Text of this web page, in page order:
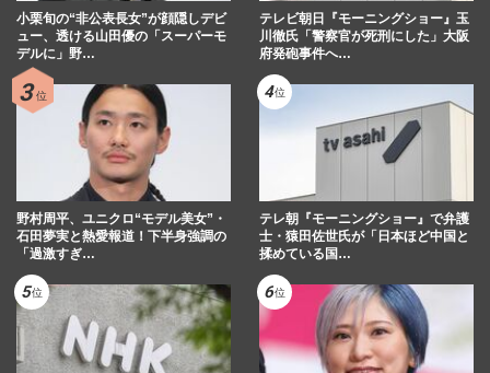
小栗旬の“非公表長女”が顔隠しデビ
ュー、透ける山田優の「スーパーモ
デルに」野…
テレビ朝日『モーニングショー』玉
川徹氏「警察官が死刑にした」大阪
府発砲事件へ…
野村周平、ユニクロ“モデル美女”・
石田夢実と熱愛報道！下半身強調の
「過激すぎ…
テレ朝『モーニングショー』で弁護
士・猿田佐世氏が「日本ほど中国と
揉めている国…